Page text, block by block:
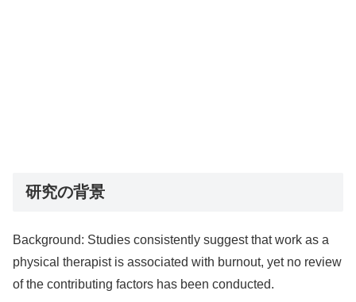
研究の背景
Background: Studies consistently suggest that work as a
physical therapist is associated with burnout, yet no review
of the contributing factors has been conducted.